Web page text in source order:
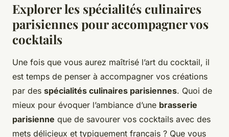
Explorer les spécialités culinaires
parisiennes pour accompagner vos
cocktails
Une fois que vous aurez maîtrisé l’art du cocktail, il
est temps de penser à accompagner vos créations
par des spécialités culinaires parisiennes. Quoi de
mieux pour évoquer l’ambiance d’une brasserie
parisienne que de savourer vos cocktails avec des
mets délicieux et typiquement français ? Que vous